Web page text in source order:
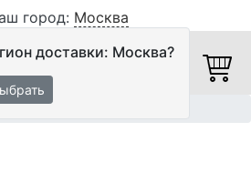
город: Москва
доставки: Москва?